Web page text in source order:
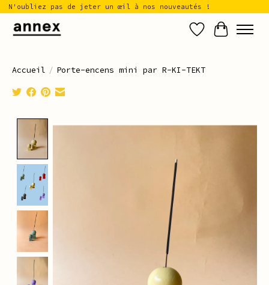
N'oubliez pas de jeter un œil à nos nouveautés !
Liste de
Panier
Accueil / Porte-encens mini par R-KI-TEKT
Product image slideshow Items